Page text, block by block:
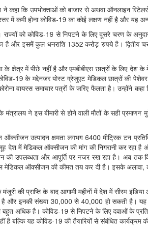
ने कहा कि उपभोक्‍ताओं को बाजार से अथवा ऑनलाइन
में कमी होना कोविड-19 का कोई लक्षण नहीं है और यह
राज्‍यों को कोविड-19 से निपटने के लिए दूसरे चरण के
है और इसमें कुल धनराशि 1352 करोड़ रुपये है।
के क्षेत्र में पीछे नहीं है और एमबीबीएस छात्रों के लिए
19 के मद्देनजर पोस्‍ट ग्रेजुएट मेडिकल छात्रों की
वायरस समाचार पत्रों के जरिए फैलता है। उन्‍होंने कहा
ने इस बीमारी से होने वाली मौतों के सही प्रमाणन
उत्पादन क्षमता लगभग 6400 मीट्रिक टन
में मेडिकल ऑक्‍सीजन की मांग की निगरानी कर रहा है
की उपलब्‍धता और आपूर्ति पर नजर रख रहा है। अब तक
मेडिकल ऑक्‍सीजन की कीमत तय कर दी है। इसके
की प्राप्ति के बाद आगामी महीनों में देश में सीरम
है और इनकी संख्‍या 30,000 से 40,000 हो सकती है।
अधिक है। कोविड-19 से निपटने के लिए दवाओं के
है बल्कि यह कोविड-19 की तैयारियों से संबंधित कार्यक्रम